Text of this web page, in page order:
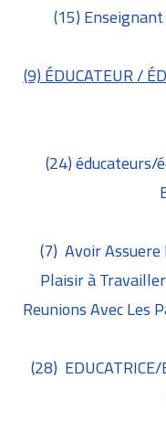
(15)
(9) ÉDUCATEUR /
(24) éducateurs/
(7) Avoir Assuere
Plaisir à
Reunions Avec Les
(28)